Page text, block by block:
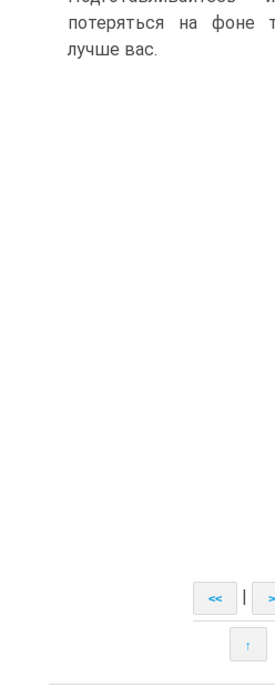
потеряться на фоне
лучше вас.
<<
↑